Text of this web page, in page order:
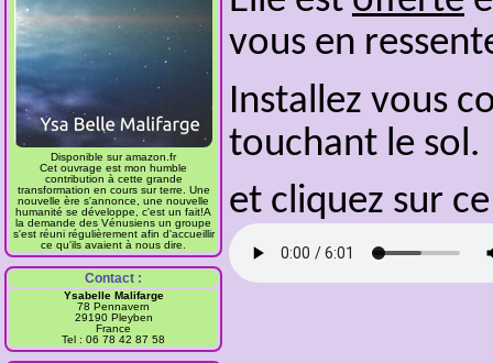
Disponible sur amazon.fr
Cet ouvrage est mon humble
contribution à cette grande
transformation en cours sur terre. Une
nouvelle ère s'annonce, une nouvelle
humanité se développe, c'est un fait!A
la demande des Vénusiens un groupe
s'est réuni régulièrement afin d'accueillir
ce qu'ils avaient à nous dire.
Contact :
Ysabelle Malifarge
78 Pennavern
29190 Pleyben
France
Tel : 06 78 42 87 58
vous en
Installez vous
touchant le sol.
et cliquez sur